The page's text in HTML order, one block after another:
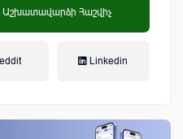
Աշխատավարձի Հաշվիչ
Linkedin